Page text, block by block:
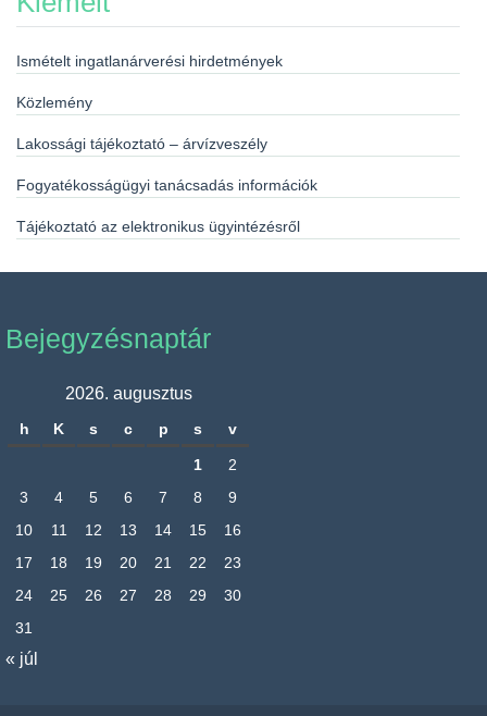
Ismételt ingatlanárverési hirdetmények
Közlemény
Lakossági tájékoztató – árvízveszély
Fogyatékosságügyi tanácsadás információk
Tájékoztató az elektronikus ügyintézésről
Bejegyzésnaptár
2026. augusztus
h K s c p s v
1
2
3
4 5 6 7 8
9
10
11 12 13 14 15
16
17
18 19 20 21 22
23
24
25 26 27 28 29
30
31
« júl